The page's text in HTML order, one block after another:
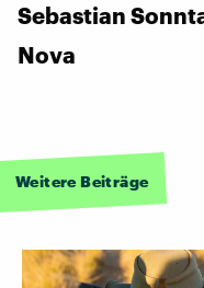
Sebastian
Nova
Weitere Beiträge